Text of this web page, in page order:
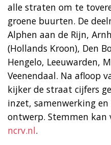
alle straten om te
groene buurten. De
Alphen aan de Rijn,
(Hollands Kroon), Den
Hengelo, Leeuwarden,
Veenendaal. Na afloop
kijker de straat cijfers
inzet, samenwerking
ontwerp. Stemmen kan
ncrv.nl.